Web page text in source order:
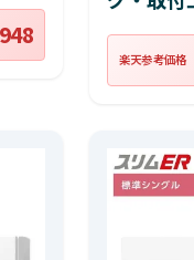
楽天参考価格